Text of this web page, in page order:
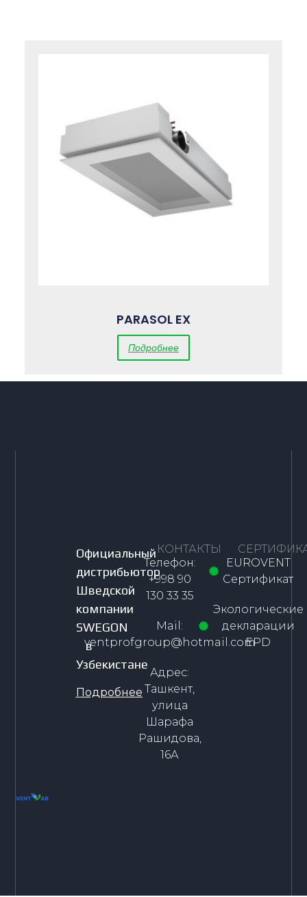
PARASOL EX
Подробнее
Официальный
дистрибьютор
Шведской
компании
SWEGON
в
Узбекистане
Подробнее
КОНТАКТЫ
Телефон:
+998 90
130 33 35
Mail:
ventprofgroup@hotmail.com
Адрес:
Ташкент,
улица
Шарафа
Рашидова,
16А
EUROVENT
Сертификат
Экологические
декларации
EPD